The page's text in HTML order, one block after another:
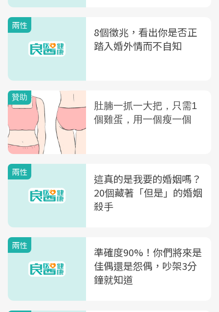
兩性
8個徵兆，看出你是否正
踏入婚外情而不自知
兩性
這真的是我要的婚姻嗎？
20個藏著「但是」的婚姻
殺手
兩性
準確度90%！你們將來是
佳偶還是怨偶，吵架3分
鐘就知道